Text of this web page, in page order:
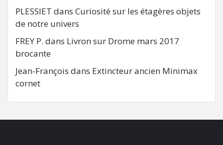
PLESSIET dans Curiosité sur les étagères objets
de notre univers
FREY P. dans Livron sur Drome mars 2017
brocante
Jean-François dans Extincteur ancien Minimax
cornet